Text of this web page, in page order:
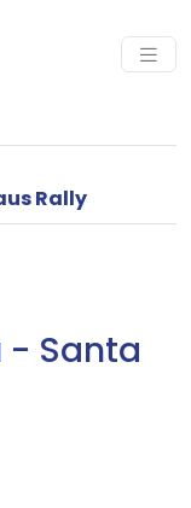
Rally
- Santa